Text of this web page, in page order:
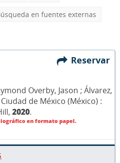
en fuentes externas
Reservar
Overby, Jason ; Álvarez,
de México (México) :
2020.
en formato papel.